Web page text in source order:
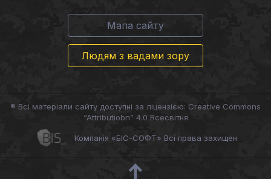
Мапа сайту
Людям з вадами зору
® Всі матеріали сайту доступні за ліцензією: Creative Commons
“Attributiobn” 4.0 Всесвітня
Компанія «БІС-СОФТ» Всі права захищен